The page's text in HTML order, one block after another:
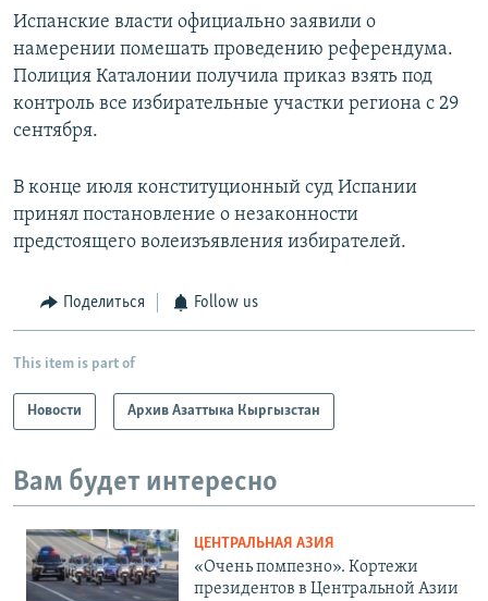
Испанские власти официально заявили о
намерении помешать проведению референдума.
Полиция Каталонии получила приказ взять под
контроль все избирательные участки региона с 29
сентября.
В конце июля конституционный суд Испании
принял постановление о незаконности
предстоящего волеизъявления избирателей.
Поделиться Follow us
This item is part of
Новости Архив Азаттыка Кыргызстан
Вам будет интересно
ЦЕНТРАЛЬНАЯ АЗИЯ
«Очень помпезно». Кортежи
президентов в Центральной Азии